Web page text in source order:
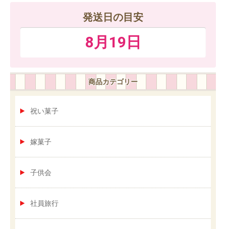
発送日の目安
8月19日
商品カテゴリー
祝い菓子
嫁菓子
子供会
社員旅行